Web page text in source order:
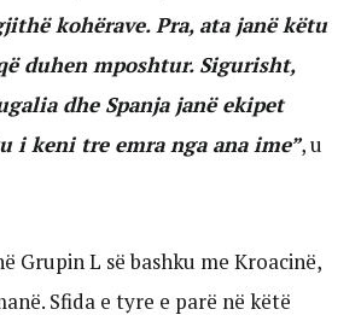
kohërave. Pra, ata janë këtu
duhen mposhtur. Sigurisht,
dhe Spanja janë ekipet
i keni tre emra nga ana ime”, u
Grupin L së bashku me Kroacinë,
Sfida e tyre e parë në këtë